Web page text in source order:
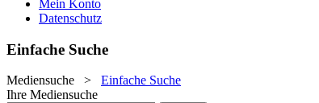
Mein Konto
Datenschutz
Einfache Suche
Mediensuche > Einfache Suche
Ihre Mediensuche